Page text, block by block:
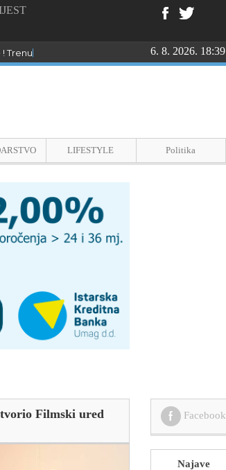
Trenutno u Poreču boravi preko 30.000 gostiju
6. 8. 2026. 18:39
LIFESTYLE Politika
Filmski ured
Facebook
Najave